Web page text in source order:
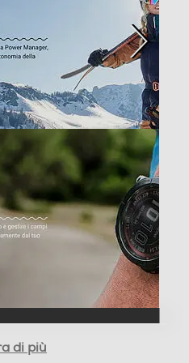
senza pensare alla
di più